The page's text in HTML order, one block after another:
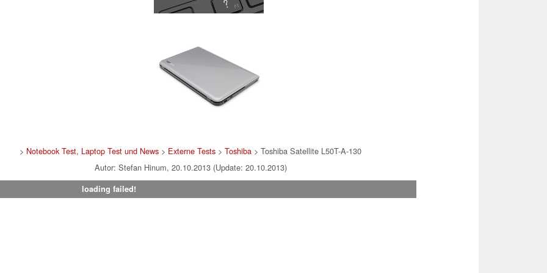
> Notebook Test, Laptop Test und News > Externe Tests >Toshiba > Toshiba Satellite L50T-A-130
Autor: Stefan Hinum, 20.10.2013 (Update: 20.10.2013)
loading failed!